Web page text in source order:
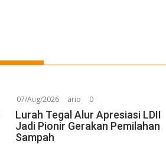
07/Aug/2026 ario 0
Lurah Tegal Alur Apresiasi LDII
Jadi Pionir Gerakan Pemilahan
Sampah